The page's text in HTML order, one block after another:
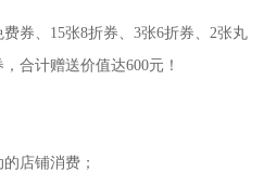
券、15张8折券、3张6折券、2张丸
合计赠送价值达600元！
店铺消费；